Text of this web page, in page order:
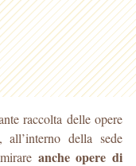
raccolta delle opere
all’interno della sede
anche opere di